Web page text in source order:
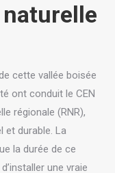
cette vallée boisée
ont conduit le CEN
régionale (RNR),
et durable. La
la durée de ce
une vraie